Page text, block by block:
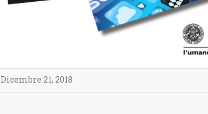
Dicembre 21, 2018